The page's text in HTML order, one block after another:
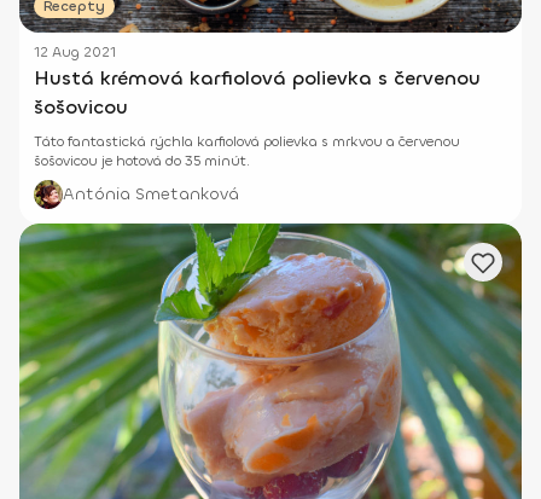
Recepty
12 Aug 2021
Hustá krémová karfiolová polievka s červenou
šošovicou
Táto fantastická rýchla karfiolová polievka s mrkvou a červenou
šošovicou je hotová do 35 minút.
Antónia Smetanková